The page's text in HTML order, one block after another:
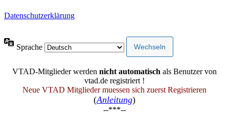
Datenschutzerklärung
Sprache
VTAD-Mitglieder werden nicht automatisch als Benutzer von
vtad.de registriert !
Neue VTAD Mitglieder muessen sich zuerst Registrieren
(Anleitung)
--***--